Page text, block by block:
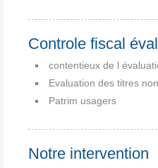
Controle fiscal
contentieux de l
Evaluation des titres
Patrim usagers
Notre intervention